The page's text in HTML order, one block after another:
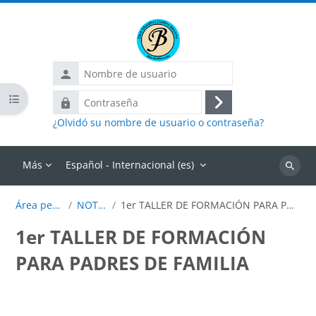
Nombre
de
usuario
Contraseña
Acceder
¿Olvidó su nombre de usuario o contraseña?
Más Español - Internacional ‎(es)‎
Buscar
Abrir índice del curso
Área personal NOTICIAS 1er TALLER DE FORMACIÓN PARA PADRES DE FAMILIA
1er TALLER DE FORMACIÓN
PARA PADRES DE FAMILIA